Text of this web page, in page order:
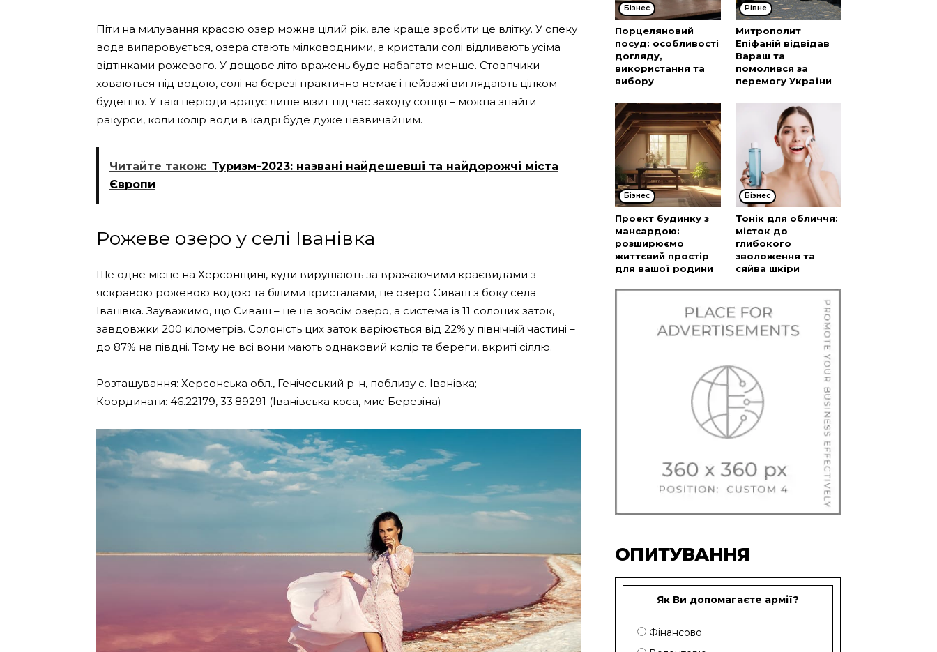
Піти на милування красою озер можна цілий рік, але краще зробити це влітку. У спеку
вода випаровується, озера стають мілководними, а кристали солі відливають усіма
відтінками рожевого. У дощове літо вражень буде набагато менше. Стовпчики
ховаються під водою, солі на березі практично немає і пейзажі виглядають цілком
буденно. У такі періоди врятує лише візит під час заходу сонця – можна знайти
ракурси, коли колір води в кадрі буде дуже незвичайним.
Читайте також: Туризм-2023: названі найдешевші та найдорожчі міста
Європи
Рожеве озеро у селі Іванівка
Ще одне місце на Херсонщині, куди вирушають за вражаючими краєвидами з
яскравою рожевою водою та білими кристалами, це озеро Сиваш з боку села
Іванівка. Зауважимо, що Сиваш – це не зовсім озеро, а система із 11 солоних заток,
завдовжки 200 кілометрів. Солоність цих заток варіюється від 22% у північній частині –
до 87% на півдні. Тому не всі вони мають однаковий колір та береги, вкриті сіллю.
Розташування: Херсонська обл., Генічеський р-н, поблизу с. Іванівка;
Координати: 46.22179, 33.89291 (Іванівська коса, мис Березіна)
Бізнес
Порцеляновий
посуд: особливості
догляду,
використання та
вибору
Рівне
Митрополит
Епіфаній відвідав
Вараш та
помолився за
перемогу України
Бізнес
Проект будинку з
мансардою:
розширюємо
життєвий простір
для вашої родини
Бізнес
Тонік для обличчя:
місток до
глибокого
зволоження та
сяйва шкіри
ОПИТУВАННЯ
Як Ви допомагаєте армії?
Фінансово